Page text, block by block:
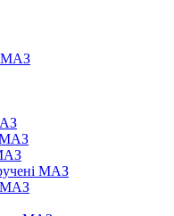
МАЗ
МАЗ
МАЗ
МАЗ